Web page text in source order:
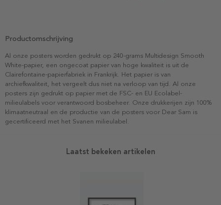
Productomschrijving
Al onze posters worden gedrukt op 240-grams Multidesign Smooth
White-papier, een ongecoat papier van hoge kwaliteit is uit de
Clairefontaine-papierfabriek in Frankrijk. Het papier is van
archiefkwaliteit, het vergeelt dus niet na verloop van tijd. Al onze
posters zijn gedrukt op papier met de FSC- en EU Ecolabel-
milieulabels voor verantwoord bosbeheer. Onze drukkerijen zijn 100%
klimaatneutraal en de productie van de posters voor Dear Sam is
gecertificeerd met het Svanen milieulabel.
Laatst bekeken artikelen